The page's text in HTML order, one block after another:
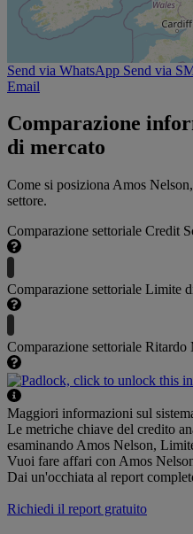
Send via WhatsApp Send via
Email
Comparazione
di mercato
Come si posiziona Amos
settore.
Comparazione settoriale Credit
Comparazione settoriale Limite
Comparazione settoriale Ritardo
Maggiori informazioni sul
Le metriche chiave del credito
esaminando Amos Nelson,
Vuoi fare affari con Amos
Dai un'occhiata al report
Richiedi il report gratuito